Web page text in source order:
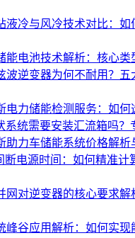
液冷与风冷技术对比：如
能电池技术解析：核心类
波逆变器为何不耐用？
电力储能检测服务：如何
系统需要安装汇流箱吗？
助力车储能系统价格解析
断电源时间：如何精准计
网对逆变器的核心要求解
峰谷应用解析：如何实现